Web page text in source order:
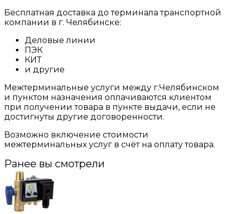
Бесплатная доставка до терминала транспортной
компании в г. Челябинске:
Деловые линии
ПЭК
КИТ
и другие
Межтерминальные услуги между г.Челябинском
и пунктом назначения оплачиваются клиентом
при получении товара в пункте выдачи, если не
достигнуты другие договоренности.
Возможно включение стоимости
межтерминальных услуг в счёт на оплату товара.
Ранее вы смотрели